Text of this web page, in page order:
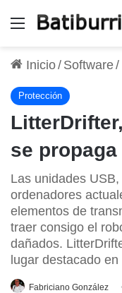
Menú
Inicio/ Software/
Protección
se
Las unidades
ordenadores
elementos de
traer consigo el
dañados.
lugar destacado
Fabriciano González